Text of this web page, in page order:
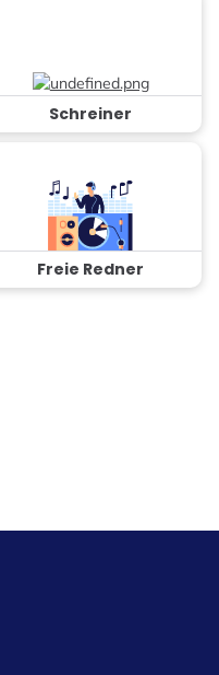
Schreiner
Freie Redner